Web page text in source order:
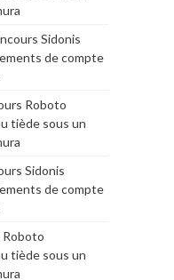
Sidonis
de compte
Roboto
tiède sous un
Sidonis
de compte
tiède sous un